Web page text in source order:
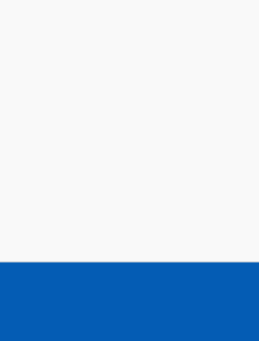
რეზინის რგოლი